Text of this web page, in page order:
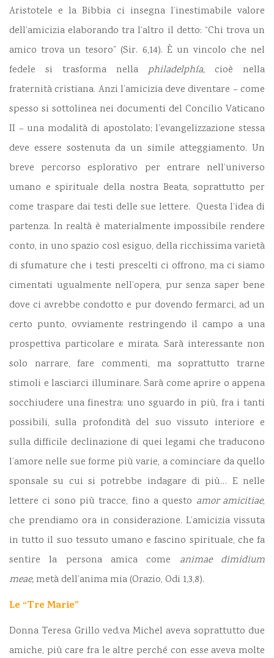
Aristotele e la Bibbia ci insegna l’inestimabile valore
dell’amicizia elaborando tra l’altro il detto: “Chi trova un
amico trova un tesoro” (Sir. 6,14). È un vincolo che nel
fedele si trasforma nella philadelphía, cioè nella
fraternità cristiana. Anzi l’amicizia deve diventare – come
spesso si sottolinea nei documenti del Concilio Vaticano
II – una modalità di apostolato; l’evangelizzazione stessa
deve essere sostenuta da un simile atteggiamento. Un
breve percorso esplorativo per entrare nell’universo
umano e spirituale della nostra Beata, soprattutto per
come traspare dai testi delle sue lettere. Questa l’idea di
partenza. In realtà è materialmente impossibile rendere
conto, in uno spazio così esiguo, della ricchissima varietà
di sfumature che i testi prescelti ci offrono, ma ci siamo
cimentati ugualmente nell’opera, pur senza saper bene
dove ci avrebbe condotto e pur dovendo fermarci, ad un
certo punto, ovviamente restringendo il campo a una
prospettiva particolare e mirata. Sarà interessante non
solo narrare, fare commenti, ma soprattutto trarne
stimoli e lasciarci illuminare. Sarà come aprire o appena
socchiudere una finestra: uno sguardo in più, fra i tanti
possibili, sulla profondità del suo vissuto interiore e
sulla difficile declinazione di quei legami che traducono
l’amore nelle sue forme più varie, a cominciare da quello
sponsale su cui si potrebbe indagare di più… E nelle
lettere ci sono più tracce, fino a questo amor amicitiae,
che prendiamo ora in considerazione. L’amicizia vissuta
in tutto il suo tessuto umano e fascino spirituale, che fa
sentire la persona amica come animae dimidium
meae,metà dell’anima mia (Orazio, Odi 1,3,8).
Le “Tre Marie”
Donna Teresa Grillo ved.va Michel aveva soprattutto due
amiche, più care fra le altre perché con esse aveva molte